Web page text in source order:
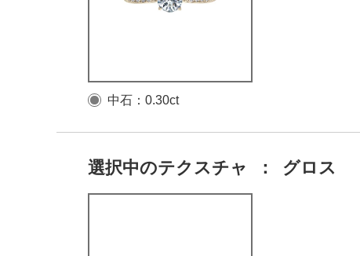
中石：0.30ct
選択中のテクスチャ ： グロス